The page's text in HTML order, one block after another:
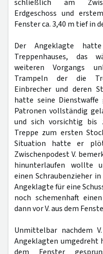
schließlich am
Erdgeschoss und
Fenster ca. 3,40 m tief in
Der Angeklagte
Treppenhauses, das
weiteren Vorgangs
Trampeln der die
Einbrecher und deren
hatte seine
Patronen vollständig
und sich vorsichtig bis
Treppe zum ersten
Situation hatte er
Zwischenpodest V.
hinunterlaufen wollte
einen Schraubenzieher
Angeklagte für eine
noch schemenhaft
dann vor V. aus dem
Unmittelbar nachdem
Angeklagten umgedreht